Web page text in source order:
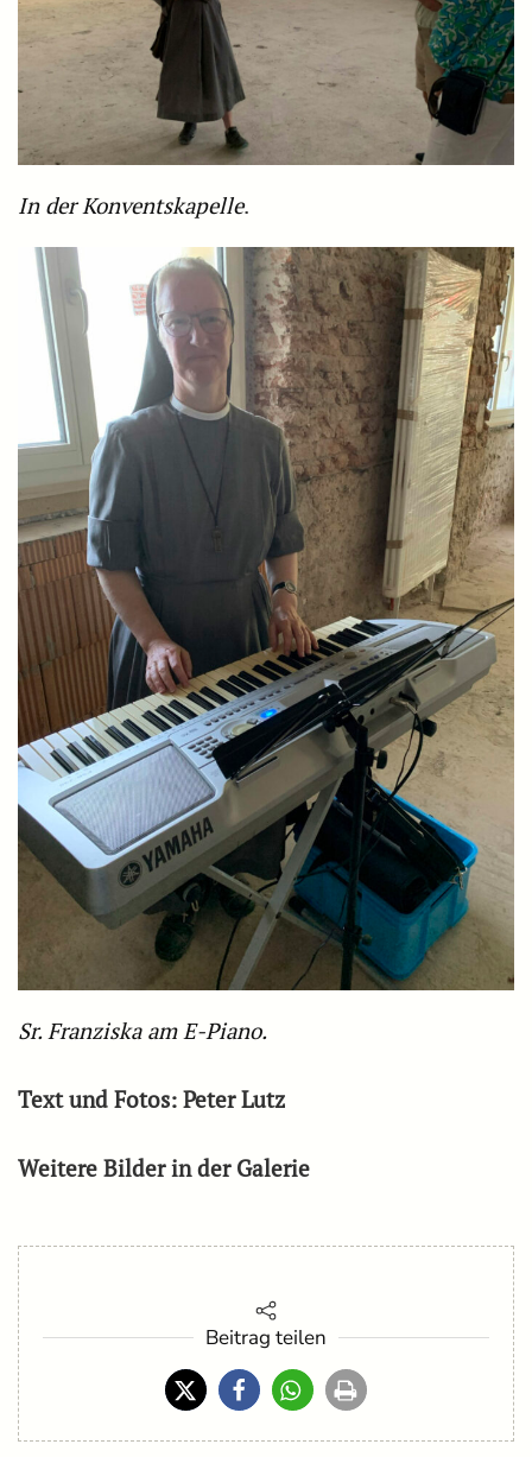
In der Konventskapelle.
Sr. Franziska am E-Piano.
Text und Fotos: Peter Lutz
Weitere Bilder in der Galerie
Beitrag teilen